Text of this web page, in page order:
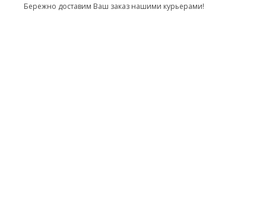
Бережно доставим Ваш заказ нашими курьерами!